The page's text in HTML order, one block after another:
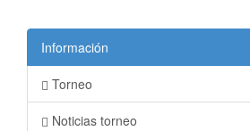
Información
Torneo
Noticias torneo